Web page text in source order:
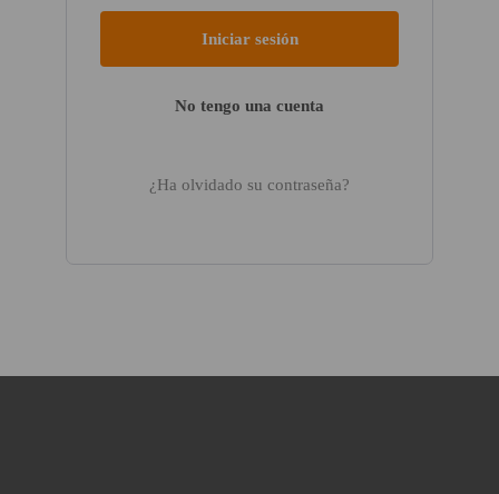
No tengo una cuenta
¿Ha olvidado su contraseña?